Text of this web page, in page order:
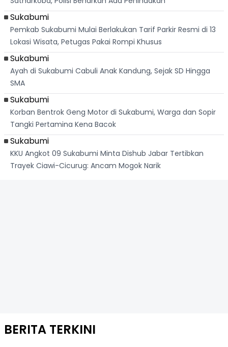
Sukabumi
Pemkab Sukabumi Mulai Berlakukan Tarif Parkir Resmi di 13
Lokasi Wisata, Petugas Pakai Rompi Khusus
Sukabumi
Ayah di Sukabumi Cabuli Anak Kandung, Sejak SD Hingga
SMA
Sukabumi
Korban Bentrok Geng Motor di Sukabumi, Warga dan Sopir
Tangki Pertamina Kena Bacok
Sukabumi
KKU Angkot 09 Sukabumi Minta Dishub Jabar Tertibkan
Trayek Ciawi-Cicurug: Ancam Mogok Narik
BERITA TERKINI